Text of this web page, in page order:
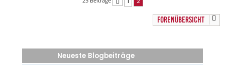
Vorherige
FORENÜBERSICHT
Neueste Blogbeiträge